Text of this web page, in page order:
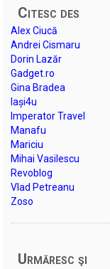
Citesc des
Alex Ciucă
Andrei Cismaru
Dorin Lazăr
Gadget.ro
Gina Bradea
Iași4u
Imperator Travel
Manafu
Mariciu
Mihai Vasilescu
Revoblog
Vlad Petreanu
Zoso
Urmăresc şi